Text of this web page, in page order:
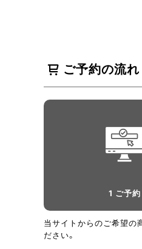
ご予約の流れ
1 ご予約
当サイトからのご希望の
ださい。